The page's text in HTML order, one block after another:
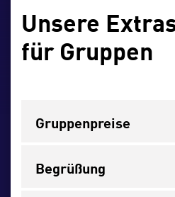
Unsere
für Gruppen
Gruppenpreise
Begrüßung